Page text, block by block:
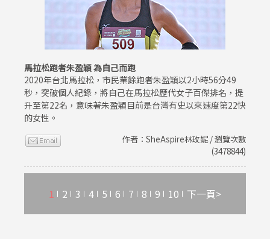
馬拉松跑者朱盈穎 為自己而跑
2020年台北馬拉松，市民業餘跑者朱盈穎以2小時56分49
秒，突破個人紀錄，將自己在馬拉松歷代女子百傑排名，提
升至第22名，意味著朱盈穎目前是台灣有史以來速度第22快
的女性。
作者：SheAspire林玫妮 / 瀏覽次數
(3478844)
1 2 3 4 5 6 7 8 9 10 下一頁>